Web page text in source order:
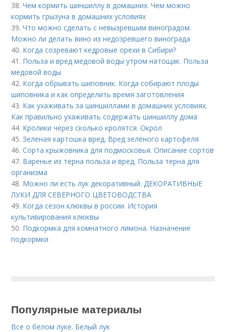
38.Чем кормить шиншиллу в домашних. Чем можно
кормить грызуна в домашних условиях
39.Что можно сделать с невызревшим виноградом.
Можно ли делать вино из недозревшего винограда
40. Когда созревают кедровые орехи в Сибири?
41. Польза и вред медовой воды утром натощак. Польза
медовой воды
42. Когда обрывать шиповник. Когда собирают плоды
шиповника и как определить время заготовления
43. Как ухаживать за шиншиллами в домашних условиях.
Как правильно ухаживать содержать шиншиллу дома
44. Кролики через сколько кролятся. Окрол
45.Зеленая картошка вред. Вред зелёного картофеля
46.Сорта крыжовника для подмосковья. Описание сортов
47. Варенье из терна польза и вред. Польза терна для
организма
48. Можно ли есть лук декоративный. ДЕКОРАТИВНЫЕ
ЛУКИ ДЛЯ СЕВЕРНОГО ЦВЕТОВОДСТВА
49. Когда сезон клюквы в россии. История
культивирования клюквы
50. Подкормка для комнатного лимона. Назначение
подкормки
Популярные материалы
Все о белом луке. Белый лук